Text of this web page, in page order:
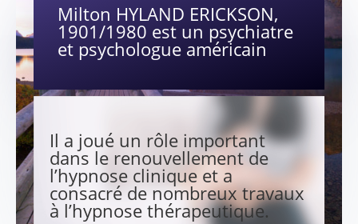
Milton HYLAND ERICKSON,
1901/1980 est un psychiatre
et psychologue américain
Il a joué un rôle important
dans le renouvellement de
l’hypnose clinique et a
consacré de nombreux travaux
à l’hypnose thérapeutique.